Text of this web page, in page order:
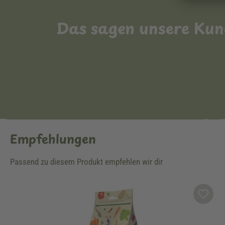
Das sagen unsere
Empfehlungen
Passend zu diesem Produkt empfehlen wir dir